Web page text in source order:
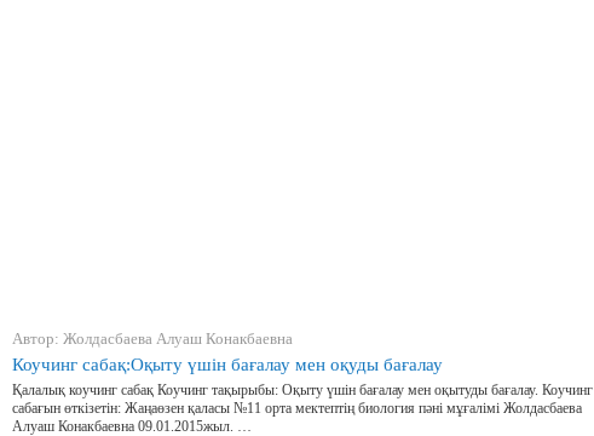
Автор: Жолдасбаева Алуаш Конакбаевна
Коучинг сабақ:Оқыту үшін бағалау мен оқуды бағалау
Қалалық коучинг сабақ Коучинг тақырыбы: Оқыту үшін бағалау мен оқытуды бағалау. Коучинг
сабағын өткізетін: Жаңаөзен қаласы №11 орта мектептің биология пәні мұғалімі Жолдасбаева
Алуаш Конакбаевна 09.01.2015жыл. …